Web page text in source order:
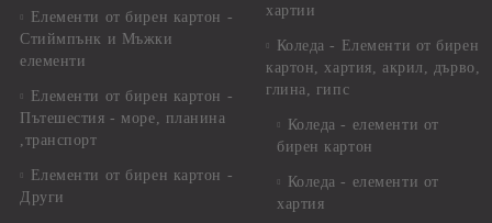
Елементи от бирен картон -
Стиймпънк и Мъжки
елементи
Елементи от бирен картон -
Пътешестия - море, планина
,транспорт
Елементи от бирен картон -
Други
хартии
Коледа - Eлементи от бирен
картон, хартия, акрил, дърво,
глина, гипс
Коледа - елементи от
бирен картон
Коледа - елементи от
хартия